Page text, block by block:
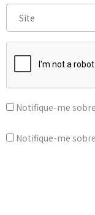
Notifique-me
Notifique-me